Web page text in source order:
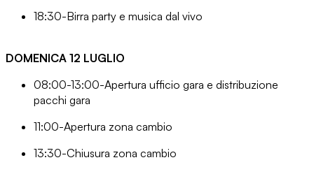
18:30-Birra party e musica dal vivo
DOMENICA 12 LUGLIO
08:00-13:00-Apertura ufficio gara e distribuzione
pacchi gara
11:00-Apertura zona cambio
13:30-Chiusura zona cambio